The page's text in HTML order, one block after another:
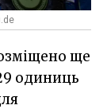
ще
одиниць